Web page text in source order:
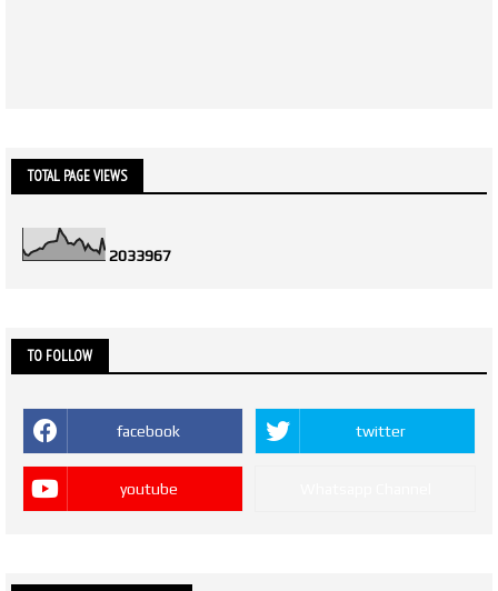
TOTAL PAGE VIEWS
2033967
TO FOLLOW
facebook twitter
youtube